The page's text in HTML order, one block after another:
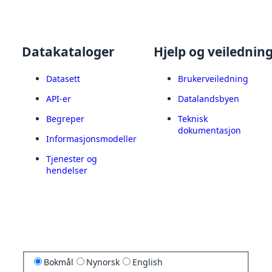
Datakataloger
Datasett
API-er
Begreper
Informasjonsmodeller
Tjenester og
hendelser
Hjelp og
Brukerveiledning
Datalandsbyen
Teknisk
dokumentasjon
Bokmål Nynorsk English